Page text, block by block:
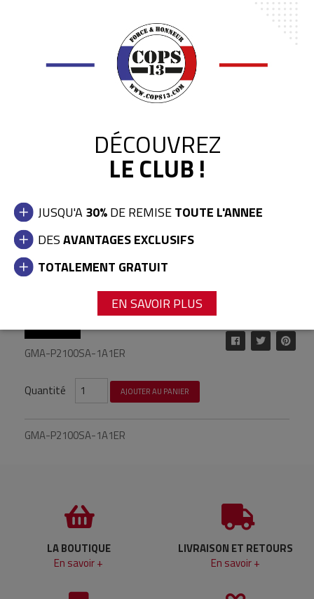
DÉCOUVREZ
LE CLUB !
JUSQU'A30%DE REMISETOUTE L'ANNEE
DESAVANTAGES EXCLUSIFS
TOTALEMENT GRATUIT
EN SAVOIR PLUS
GMA-P2100SA-1A1ER
99,90 €
GMA-P2100SA-1A1ER
Quantité AJOUTER AU PANIER
GMA-P2100SA-1A1ER
LA BOUTIQUE
En savoir +
LIVRAISON ET RETOURS
En savoir +